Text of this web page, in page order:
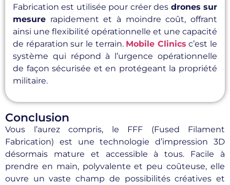
Fabrication est utilisée pour créer des drones sur
mesure rapidement et à moindre coût, offrant
ainsi une flexibilité opérationnelle et une capacité
de réparation sur le terrain. Mobile Clinics c’est le
système qui répond à l’urgence opérationnelle
de façon sécurisée et en protégeant la propriété
militaire.
Conclusion
Vous l’aurez compris, le FFF (Fused Filament
Fabrication) est une technologie d’impression 3D
désormais mature et accessible à tous. Facile à
prendre en main, polyvalente et peu coûteuse, elle
ouvre un vaste champ de possibilités créatives et